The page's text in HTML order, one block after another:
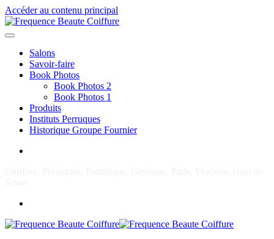
Accéder au contenu principal
Salons
Savoir-faire
Book Photos
Book Photos 2
Book Photos 1
Produits
Instituts Perruques
Historique Groupe Fournier